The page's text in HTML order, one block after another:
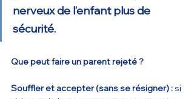
nerveux de l’enfant plus de
sécurité.
Que peut faire un parent rejeté ?
Souffler et accepter (sans se résigner) : si